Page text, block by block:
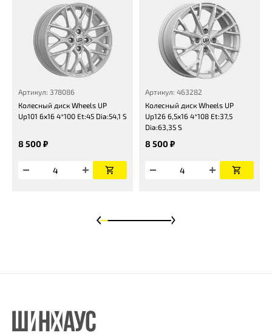
Артикул: 378086
Колесный диск Wheels UP
Up101 6x16 4*100 Et:45 Dia:54,1 S
8 500 ₽
Артикул: 463282
Колесный диск Wheels UP
Up126 6,5x16 4*108 Et:37,5
Dia:63,35 S
8 500 ₽